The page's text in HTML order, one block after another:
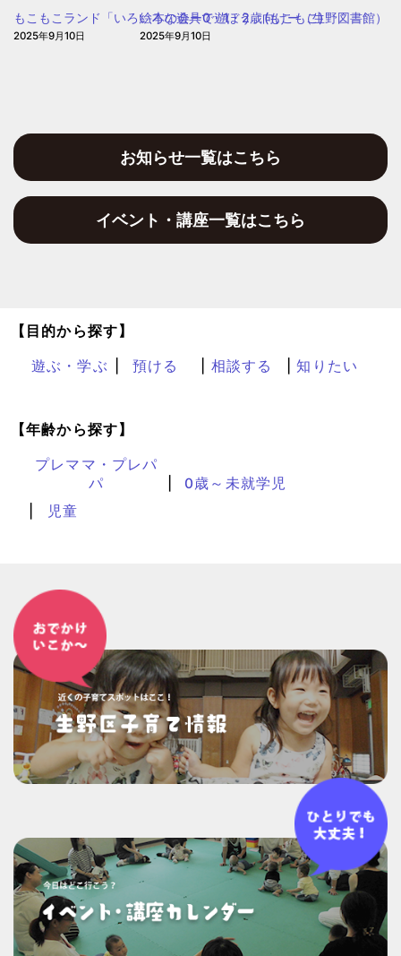
もこもこランド「いろいろな遊具で遊ぼう」(もこもこ)
2025年9月10日
絵本の会ー0・1・2歳向けー（生野図書館）
2025年9月10日
お知らせ一覧はこちら
イベント・講座一覧はこちら
【目的から探す】
遊ぶ・学ぶ 預ける 相談する 知りたい
【年齢から探す】
プレママ・プレパ
パ
0歳～未就学児
児童